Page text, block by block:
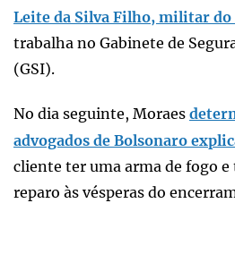
Leite da Silva Filho, militar
trabalha no Gabinete de
(GSI).
No dia seguinte, Moraes
advogados de Bolsonaro
cliente ter uma arma de fogo
reparo às vésperas do